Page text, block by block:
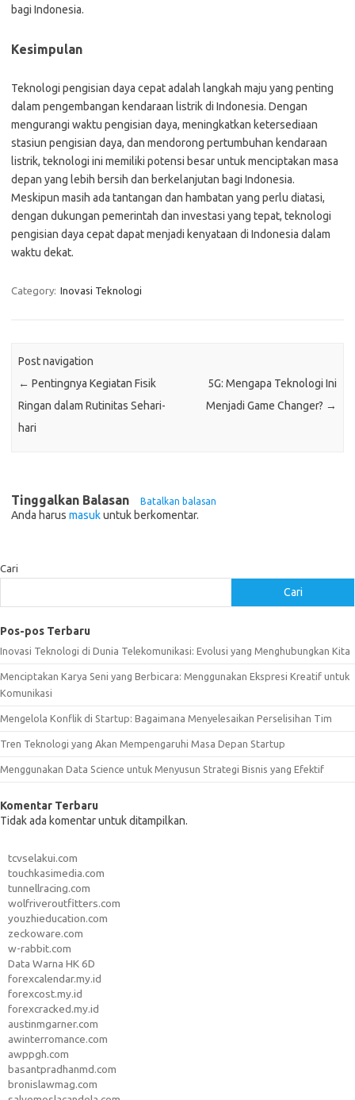
bagi Indonesia.
Kesimpulan
Teknologi pengisian daya cepat adalah langkah maju yang penting
dalam pengembangan kendaraan listrik di Indonesia. Dengan
mengurangi waktu pengisian daya, meningkatkan ketersediaan
stasiun pengisian daya, dan mendorong pertumbuhan kendaraan
listrik, teknologi ini memiliki potensi besar untuk menciptakan masa
depan yang lebih bersih dan berkelanjutan bagi Indonesia.
Meskipun masih ada tantangan dan hambatan yang perlu diatasi,
dengan dukungan pemerintah dan investasi yang tepat, teknologi
pengisian daya cepat dapat menjadi kenyataan di Indonesia dalam
waktu dekat.
Category: Inovasi Teknologi
Post navigation
← Pentingnya Kegiatan Fisik
Ringan dalam Rutinitas Sehari-
hari
5G: Mengapa Teknologi Ini
Menjadi Game Changer? →
Tinggalkan Balasan Batalkan balasan
Anda harus masukuntuk berkomentar.
Cari
Cari
Pos-pos Terbaru
Inovasi Teknologi di Dunia Telekomunikasi: Evolusi yang Menghubungkan Kita
Menciptakan Karya Seni yang Berbicara: Menggunakan Ekspresi Kreatif untuk
Komunikasi
Mengelola Konflik di Startup: Bagaimana Menyelesaikan Perselisihan Tim
Tren Teknologi yang Akan Mempengaruhi Masa Depan Startup
Menggunakan Data Science untuk Menyusun Strategi Bisnis yang Efektif
Komentar Terbaru
Tidak ada komentar untuk ditampilkan.
tcvselakui.com
touchkasimedia.com
tunnellracing.com
wolfriveroutfitters.com
youzhieducation.com
zeckoware.com
w-rabbit.com
Data Warna HK 6D
forexcalendar.my.id
forexcost.my.id
forexcracked.my.id
austinmgarner.com
awinterromance.com
awppgh.com
basantpradhanmd.com
bronislawmag.com